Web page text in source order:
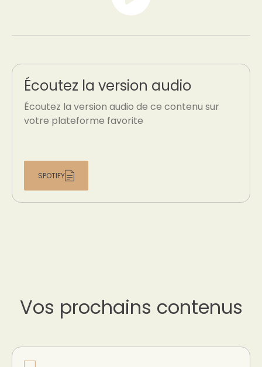
Écoutez la version audio
Écoutez la version audio de ce contenu sur
votre plateforme favorite
SPOTIFY
Vos prochains contenus